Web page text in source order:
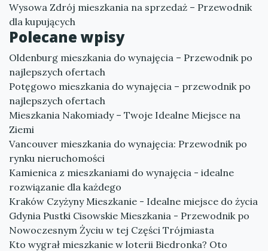
Wysowa Zdrój mieszkania na sprzedaż – Przewodnik
dla kupujących
Polecane wpisy
Oldenburg mieszkania do wynajęcia – Przewodnik po
najlepszych ofertach
Potęgowo mieszkania do wynajęcia – przewodnik po
najlepszych ofertach
Mieszkania Nakomiady – Twoje Idealne Miejsce na
Ziemi
Vancouver mieszkania do wynajęcia: Przewodnik po
rynku nieruchomości
Kamienica z mieszkaniami do wynajęcia - idealne
rozwiązanie dla każdego
Kraków Czyżyny Mieszkanie - Idealne miejsce do życia
Gdynia Pustki Cisowskie Mieszkania - Przewodnik po
Nowoczesnym Życiu w tej Części Trójmiasta
Kto wygrał mieszkanie w loterii Biedronka? Oto